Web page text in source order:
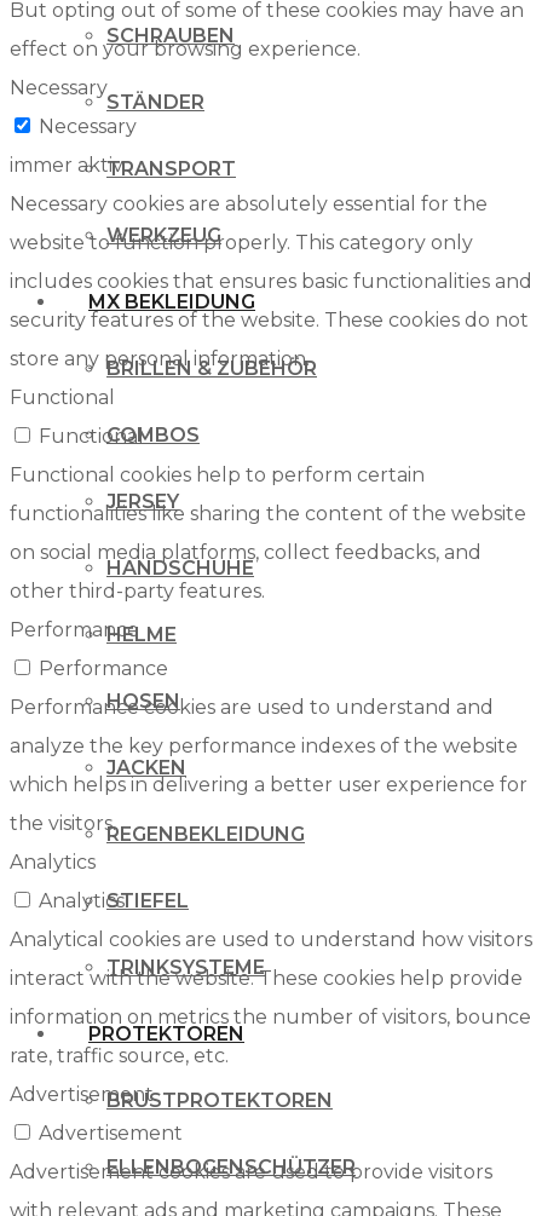
SCHRAUBEN
STÄNDER
TRANSPORT
WERKZEUG
MX BEKLEIDUNG
BRILLEN & ZUBEHÖR
COMBOS
JERSEY
HANDSCHUHE
HELME
HOSEN
JACKEN
REGENBEKLEIDUNG
STIEFEL
TRINKSYSTEME
PROTEKTOREN
BRUSTPROTEKTOREN
ELLENBOGENSCHÜTZER
But opting out of some of these cookies may have an
effect on your browsing experience.
Necessary
Necessary
immer aktiv
Necessary cookies are absolutely essential for the
website to function properly. This category only
includes cookies that ensures basic functionalities and
security features of the website. These cookies do not
store any personal information.
Functional
Functional
Functional cookies help to perform certain
functionalities like sharing the content of the website
on social media platforms, collect feedbacks, and
other third-party features.
Performance
Performance
Performance cookies are used to understand and
analyze the key performance indexes of the website
which helps in delivering a better user experience for
the visitors.
Analytics
Analytics
Analytical cookies are used to understand how visitors
interact with the website. These cookies help provide
information on metrics the number of visitors, bounce
rate, traffic source, etc.
Advertisement
Advertisement
Advertisement cookies are used to provide visitors
with relevant ads and marketing campaigns. These